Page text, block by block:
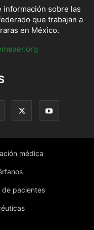
información sobre las
que trabajan a
en México.
médica
de pacientes